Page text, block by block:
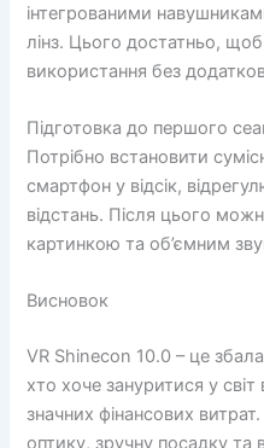
інтегрованими
лінз. Цього достатньо,
використання без
Підготовка до першого
Потрібно встановити
смартфон у відсік,
відстань. Після цього
картинкою та об’ємним
Висновок
VR Shinecon 10.0 – це
хто хоче зануритися у світ
значних фінансових
оптику, зручну посадку та